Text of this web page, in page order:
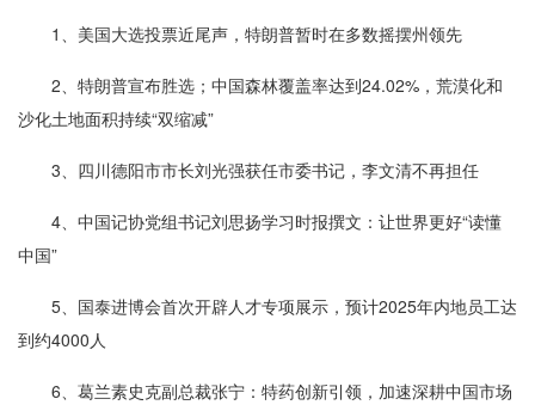
1、美国大选投票近尾声，特朗普暂时在多数摇摆州领先
2、特朗普宣布胜选；中国森林覆盖率达到24.02%，荒漠化和
沙化土地面积持续“双缩减”
3、四川德阳市市长刘光强获任市委书记，李文清不再担任
4、中国记协党组书记刘思扬学习时报撰文：让世界更好“读懂
中国”
5、国泰进博会首次开辟人才专项展示，预计2025年内地员工达
到约4000人
6、葛兰素史克副总裁张宁：特药创新引领，加速深耕中国市场